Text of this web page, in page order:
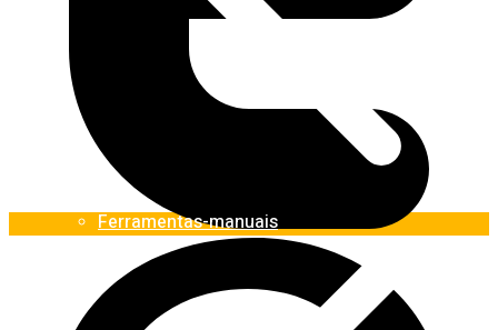
Ferramentas-manuais